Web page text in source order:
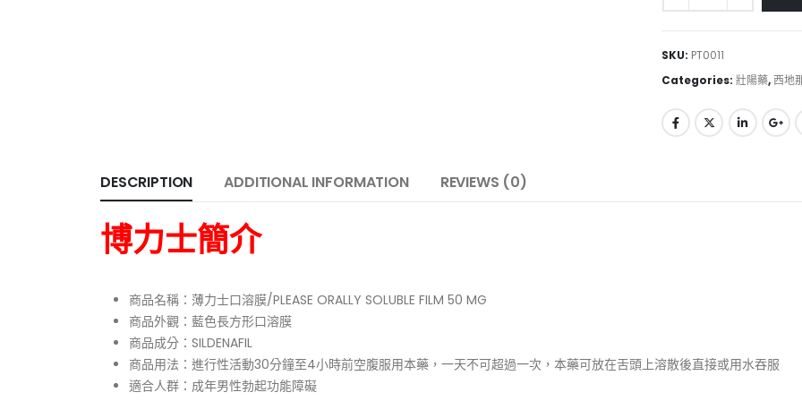
SKU: PT0011
Categories: 壯陽藥,西地
DESCRIPTION ADDITIONAL INFORMATION REVIEWS (0)
博力士簡介
商品名稱：薄力士口溶膜/PLEASE ORALLY SOLUBLE FILM 50 MG
商品外觀：藍色長方形口溶膜
商品成分：SILDENAFIL
商品用法：進行性活動30分鐘至4小時前空腹服用本藥，一天不可超過一次，本藥可放在舌頭上溶散後直接或用水吞服
適合人群：成年男性勃起功能障礙